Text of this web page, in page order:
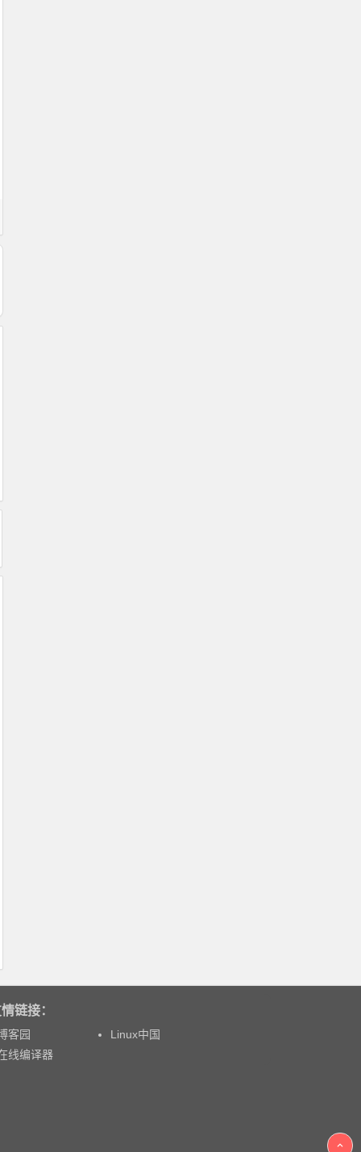
链接：
客园
Linux中国
线编译器